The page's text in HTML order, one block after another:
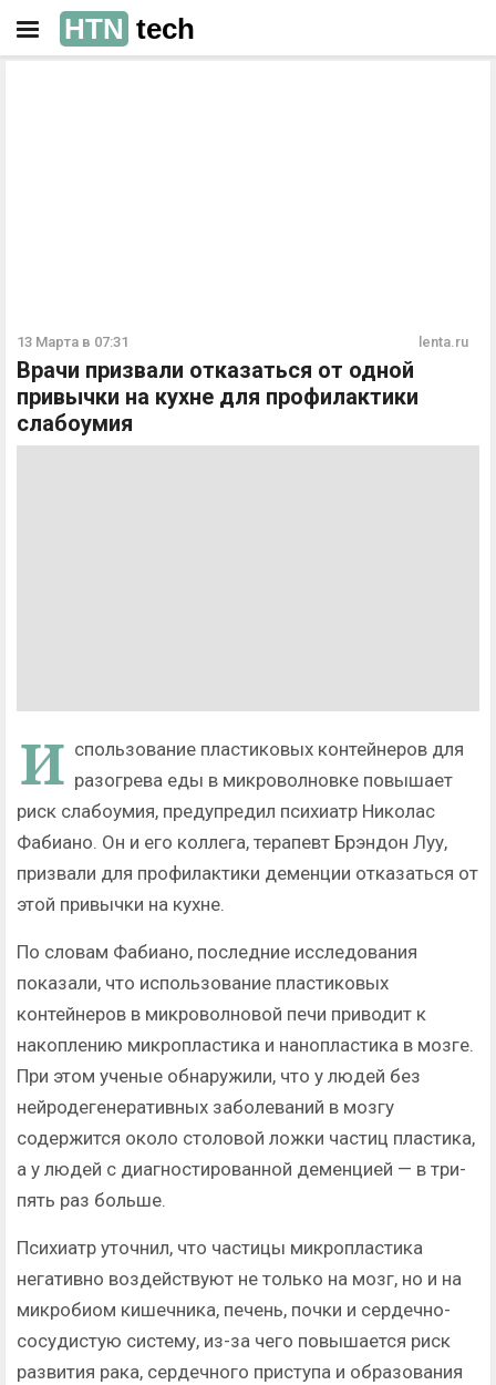
HTN tech
13 Марта в 07:31 lenta.ru
Врачи призвали отказаться от одной
привычки на кухне для профилактики
слабоумия
И спользование пластиковых контейнеров для
разогрева еды в микроволновке повышает
риск слабоумия, предупредил психиатр Николас
Фабиано. Он и его коллега, терапевт Брэндон Луу,
призвали для профилактики деменции отказаться от
этой привычки на кухне.
По словам Фабиано, последние исследования
показали, что использование пластиковых
контейнеров в микроволновой печи приводит к
накоплению микропластика и нанопластика в мозге.
При этом ученые обнаружили, что у людей без
нейродегенеративных заболеваний в мозгу
содержится около столовой ложки частиц пластика,
а у людей с диагностированной деменцией — в три-
пять раз больше.
Психиатр уточнил, что частицы микропластика
негативно воздействуют не только на мозг, но и на
микробиом кишечника, печень, почки и сердечно-
сосудистую систему, из-за чего повышается риск
развития рака, сердечного приступа и образования